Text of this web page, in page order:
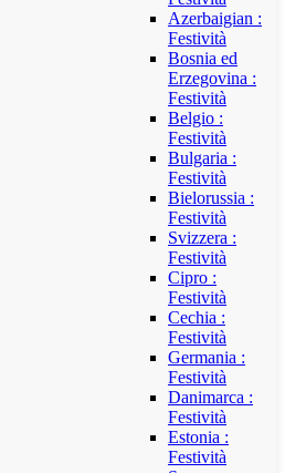
Azerbaigian :
Festività
Bosnia ed
Erzegovina :
Festività
Belgio :
Festività
Bulgaria :
Festività
Bielorussia :
Festività
Svizzera :
Festività
Cipro :
Festività
Cechia :
Festività
Germania :
Festività
Danimarca :
Festività
Estonia :
Festività